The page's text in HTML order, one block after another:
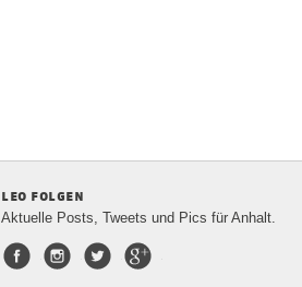
leo folgen
Aktuelle Posts, Tweets und Pics für Anhalt.
FacebookInstagram
Twitter